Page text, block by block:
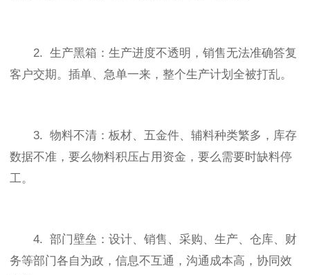
2. 生产黑箱：生产进度不透明，销售无法准确答复
客户交期。插单、急单一来，整个生产计划全被打乱。
3. 物料不清：板材、五金件、辅料种类繁多，库存
数据不准，要么物料积压占用资金，要么需要时缺料停
工。
4. 部门壁垒：设计、销售、采购、生产、仓库、财
务等部门各自为政，信息不互通，沟通成本高，协同效